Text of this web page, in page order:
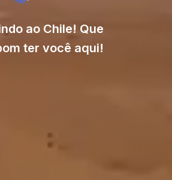
ao Chile! Que
ter você aqui!